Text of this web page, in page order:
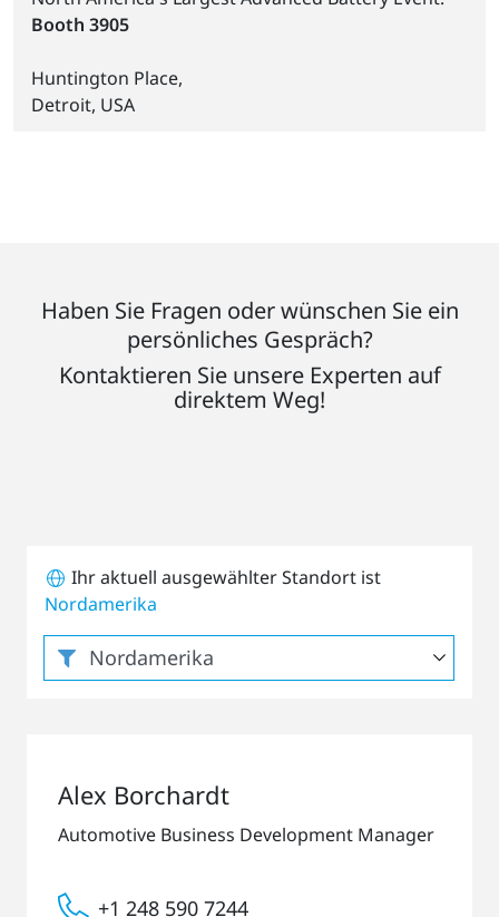
Booth 3905
Huntington Place,
Detroit, USA
Haben Sie Fragen oder wünschen Sie ein
persönliches Gespräch?
Kontaktieren Sie unsere Experten auf
direktem Weg!
Ihr aktuell ausgewählter Standort ist
Nordamerika
Alex Borchardt
Automotive Business Development Manager
+1 248 590 7244